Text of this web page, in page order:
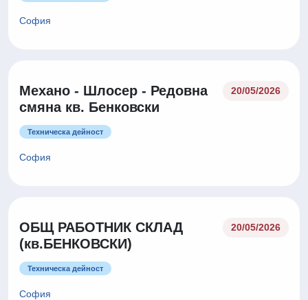
София
Механо - Шлосер - Редовна
смяна кв. Бенковски
20/05/2026
Техническа дейност
София
ОБЩ РАБОТНИК СКЛАД
(кв.БЕНКОВСКИ)
20/05/2026
Техническа дейност
София